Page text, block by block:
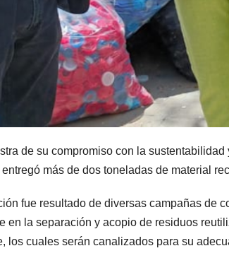
de su compromiso con la
más de dos toneladas de material
fue resultado de diversas campañas de
en la separación y acopio de residuos
los cuales serán canalizados para su